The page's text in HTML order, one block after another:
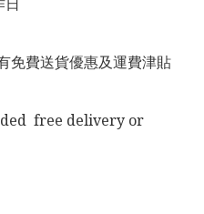
免費送貨優惠及運費津貼
free delivery or